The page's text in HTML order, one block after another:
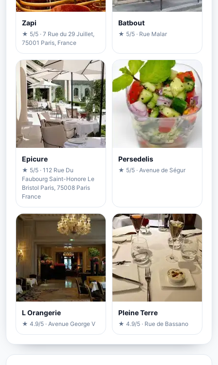
Zapi
★ 5/5 · 7 Rue du 29 Juillet,
75001 Paris, France
Batbout
★ 5/5 · Rue Malar
Epicure
★ 5/5 · 112 Rue Du
Faubourg Saint-Honore Le
Bristol Paris, 75008 Paris
France
Persedelis
★ 5/5 · Avenue de Ségur
L Orangerie
★ 4.9/5 · Avenue George V
Pleine Terre
★ 4.9/5 · Rue de Bassano